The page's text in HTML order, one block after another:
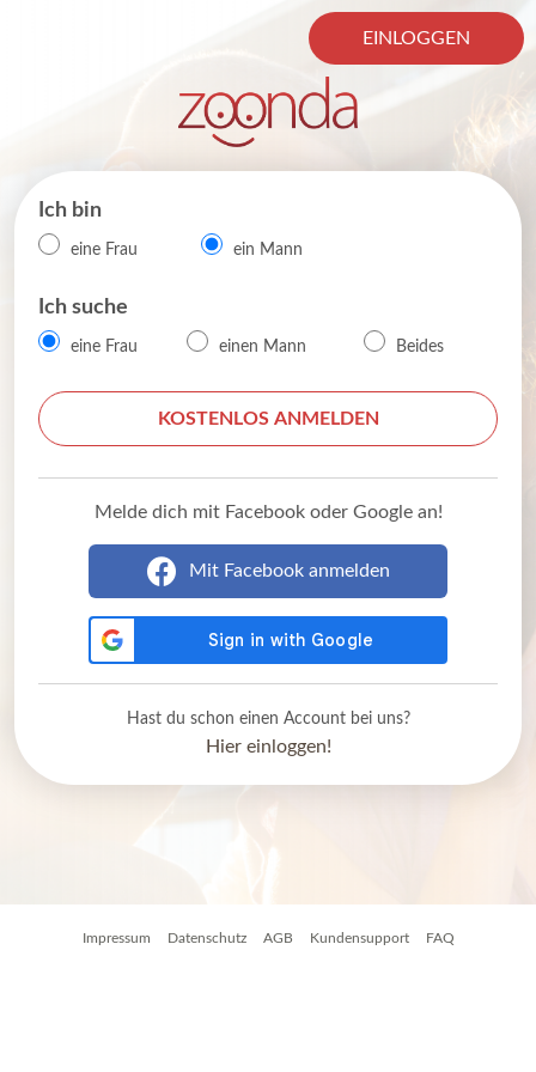
EINLOGGEN
Ich bin
eine Frau ein Mann
Ich suche
eine Frau einen Mann Beides
KOSTENLOS ANMELDEN
Melde dich mit Facebook oder Google an!
Mit Facebook anmelden
Hast du schon einen Account bei uns?
Hier einloggen!
Impressum Datenschutz AGB Kundensupport FAQ